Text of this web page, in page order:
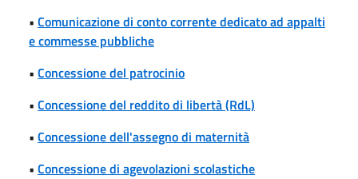
• Comunicazione di conto corrente dedicato ad appalti
e commesse pubbliche
• Concessione del patrocinio
• Concessione del reddito di libertà (RdL)
• Concessione dell'assegno di maternità
• Concessione di agevolazioni scolastiche